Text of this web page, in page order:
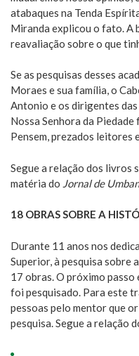
atabaques na Tenda
Miranda explicou o fato. A
reavaliação sobre o que
Se as pesquisas desses
Moraes e sua família, o
Antonio e os dirigentes
Nossa Senhora da
Pensem, prezados leitores
Segue a relação dos livros
matéria do Jornal de
18 OBRAS SOBRE A
Durante 11 anos nos
Superior, à pesquisa sobre
17 obras. O próximo
foi pesquisado. Para este
pessoas pelo mentor que
pesquisa. Segue a relação